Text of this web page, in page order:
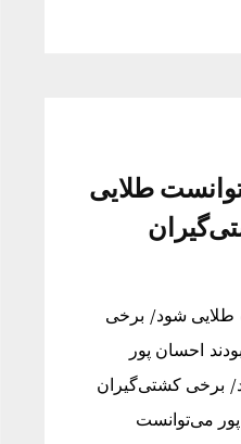
طلایی
طلایی شود/ برخی
احسان پور
برخی کشتی‌گیران
پور می‌توانست